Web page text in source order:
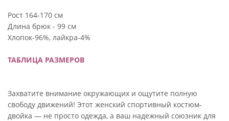
Рост 164-170 см
Длина брюк - 99 см
Хлопок-96%, лайкра-4%
ТАБЛИЦА РАЗМЕРОВ
Захватите внимание окружающих и ощутите полную
свободу движений! Этот женский спортивный костюм-
двойка — не просто одежда, а ваш надежный союзник для